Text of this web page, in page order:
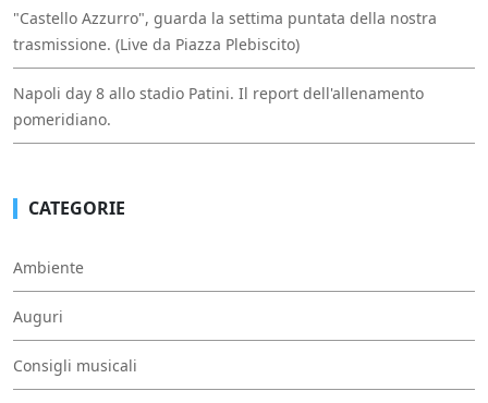
"Castello Azzurro", guarda la settima puntata della nostra
trasmissione. (Live da Piazza Plebiscito)
Napoli day 8 allo stadio Patini. Il report dell'allenamento
pomeridiano.
CATEGORIE
Ambiente
Auguri
Consigli musicali